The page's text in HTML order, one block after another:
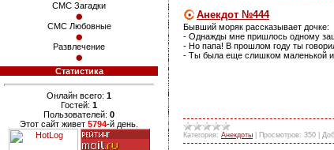
СМС Загадки
СМС Любовные
Развлечение
Статистика
Онлайн всего: 1
Гостей: 1
Пользователей: 0
Этот сайт живет 5794-й день.
Анекдот №444
Бывший моряк рассказывает дочке:
- Однажды мне пришлось одному
- Но папа! В прошлом году ты
- Ты была еще слишком маленькой и
Категория: Анекдоты Просмотров: 350